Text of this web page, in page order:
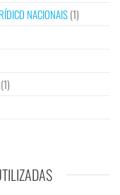
NACIONAIS(1)
(1)